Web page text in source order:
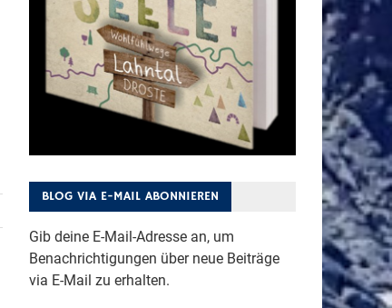
BLOG VIA E-MAIL ABONNIEREN
Gib deine E-Mail-Adresse an, um
Benachrichtigungen über neue Beiträge
via E-Mail zu erhalten.